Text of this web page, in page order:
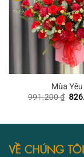
Mùa Yêu
991.200₫ Giá
VỀ CHÚNG TÔI